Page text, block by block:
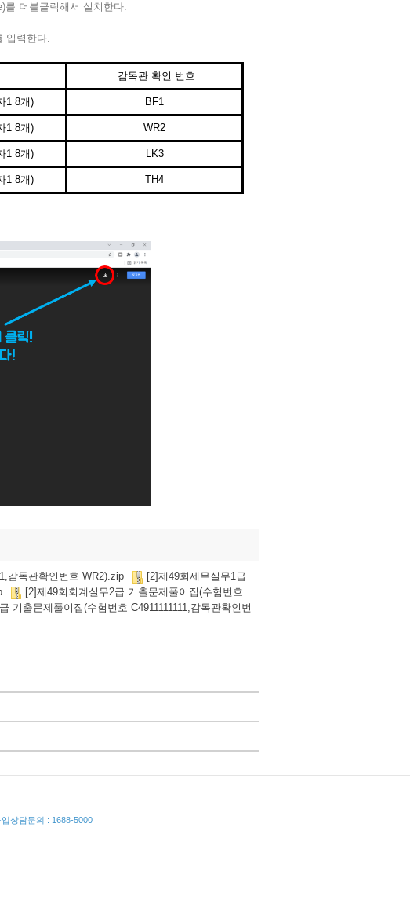
를 더블클릭해서 설치한다.
입력한다.
감독관 확인 번호
1 8개) BF1
1 8개) WR2
1 8개) LK3
1 8개) TH4
감독관확인번호 WR2).zip
[2]제49회세무실무1급
[2]제49회회계실무2급 기출문제풀이집(수험번호
기출문제풀이집(수험번호 C4911111111,감독관확인번
상담문의 : 1688-5000